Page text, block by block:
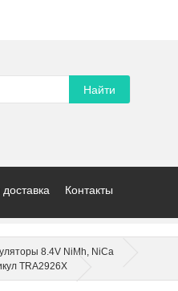
Контакты
8.4V NiMh, NiCa
TRA2926X